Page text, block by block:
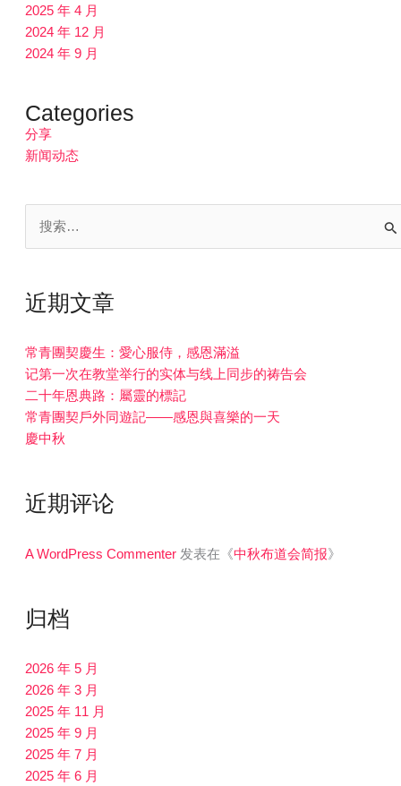
2025 年 4 月
2024 年 12 月
2024 年 9 月
Categories
分享
新闻动态
索：
近期文章
常青團契慶生：愛心服侍，感恩滿溢
记第一次在教堂举行的实体与线上同步的祷告会
二十年恩典路：屬靈的標記
常青團契戶外同遊記——感恩與喜樂的一天
慶中秋
近期评论
A WordPress Commenter 发表在《中秋布道会简报》
归档
2026 年 5 月
2026 年 3 月
2025 年 11 月
2025 年 9 月
2025 年 7 月
2025 年 6 月